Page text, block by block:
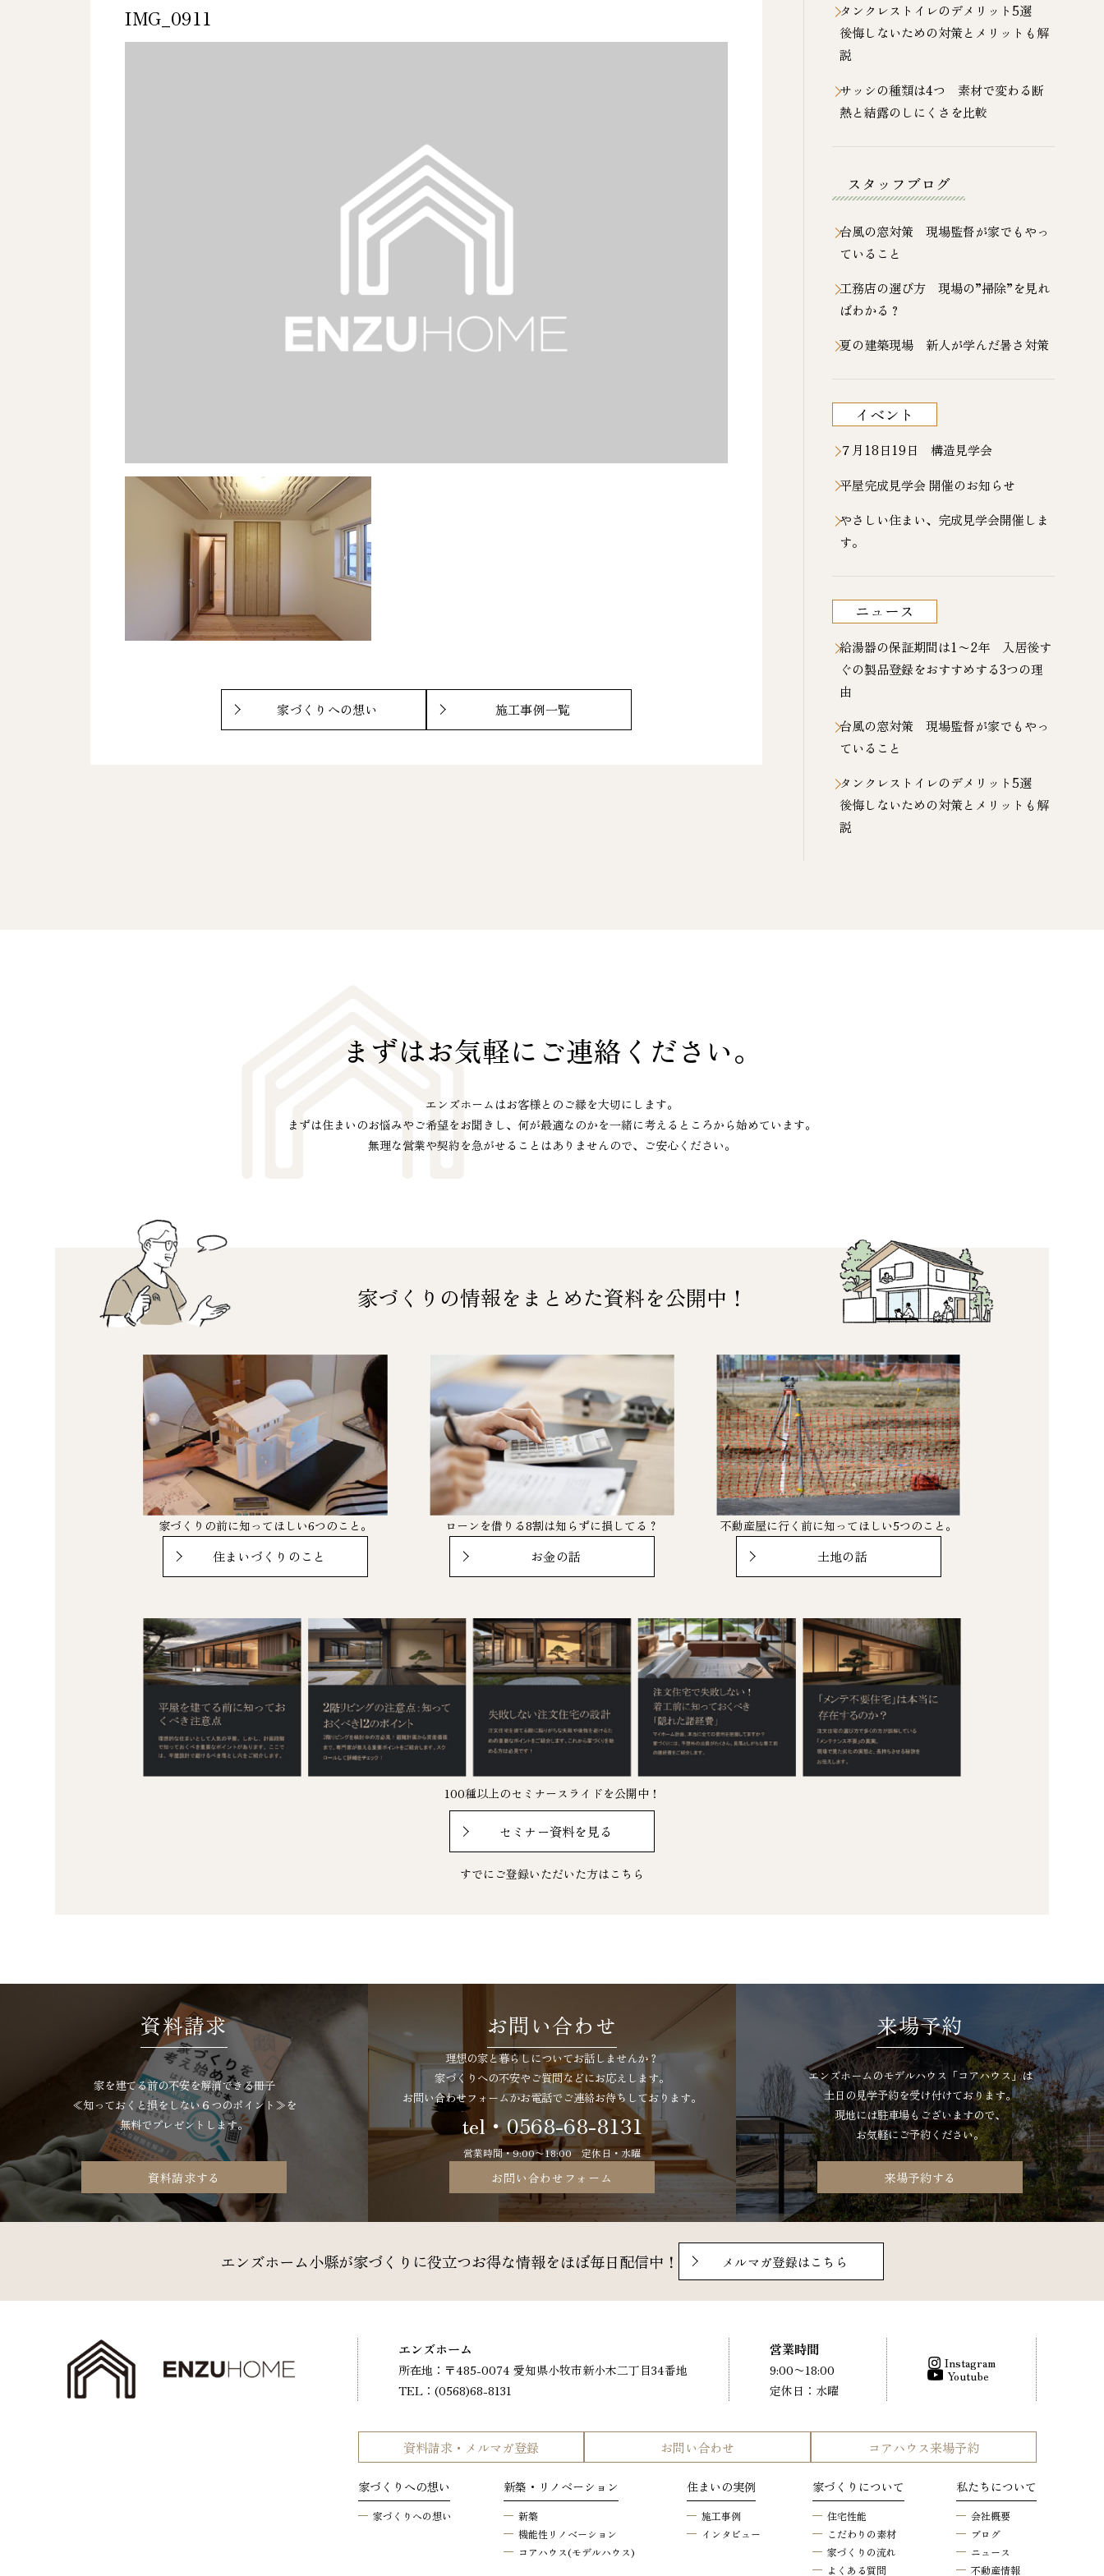
IMG_0911
家づくりへの想い 施工事例一覧
タンクレストイレのデメリット5選
後悔しないための対策とメリットも解
説
サッシの種類は4つ 素材で変わる断
熱と結露のしにくさを比較
スタッフブログ
台風の窓対策 現場監督が家でもやっ
ていること
工務店の選び方 現場の”掃除”を見れ
ばわかる？
夏の建築現場 新人が学んだ暑さ対策
イベント
７月18日19日 構造見学会
平屋完成見学会 開催のお知らせ
やさしい住まい、完成見学会開催しま
す。
ニュース
給湯器の保証期間は1〜2年 入居後す
ぐの製品登録をおすすめする3つの理
由
台風の窓対策 現場監督が家でもやっ
ていること
タンクレストイレのデメリット5選
後悔しないための対策とメリットも解
説
まずはお気軽に ご連絡ください。
エンズホームはお客様とのご縁を大切にします。
まずは住まいのお悩みやご希望をお聞きし、 何が最適なのかを一緒に考えるところから始めています。
無理な営業や契約を急がせることはありませんので、ご安心ください。
家づくりの情報をまとめた資料を公開中！
家づくりの前に知ってほしい6つのこと。
住まいづくりのこと
ローンを借りる8割は知らずに損してる？
お金の話
不動産屋に行く前に知ってほしい5つのこと。
土地の話
100種以上のセミナースライドを公開中！
セミナー資料を見る
すでにご登録いただいた方は こちら
資料請求
家を建てる前の不安を解消できる冊子
≪知っておくと損をしない６つのポイント≫を
無料でプレゼントします。
資料請求する
お問い合わせ
理想の家と暮らしについてお話しませんか？
家づくりへの不安やご質問などにお応えします。
お問い合わせフォームかお電話でご連絡お待ちしております。
tel・0568-68-8131
営業時間・9:00〜18:00 定休日・水曜
お問い合わせフォーム
来場予約
エンズホームのモデルハウス「コアハウス」は
土日の見学予約を受け付けております。
現地には駐車場もございますので、
お気軽にご予約ください。
来場予約する
エンズホーム小縣が家づくりに役立つお得な情報をほぼ毎日配信中！ メルマガ登録はこちら
エンズホーム
所在地： 〒485-0074 愛知県小牧市新小木二丁目34番地
TEL：(0568)68-8131
営業時間
9:00〜18:00
定休日：水曜
Instagram
Youtube
資料請求・メルマガ登録 お問い合わせ コアハウス来場予約
家づくりへの想い
家づくりへの想い
新築・リノベーション
新築
機能性リノベーション
コアハウス(モデルハウス)
住まいの実例
施工事例
インタビュー
家づくりについて
住宅性能
こだわりの素材
家づくりの流れ
よくある質問
私たちについて
会社概要
ブログ
ニュース
不動産情報